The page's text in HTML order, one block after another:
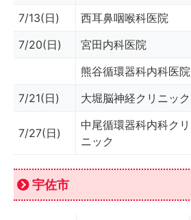
7/13(日)
西耳鼻咽喉科医院
7/20(日)
宮田内科医院
熊谷循環器科内科医院
7/21(日)
大堀脳神経クリニック
7/27(日)
中尾循環器科内科クリ
ニック
宇佐市